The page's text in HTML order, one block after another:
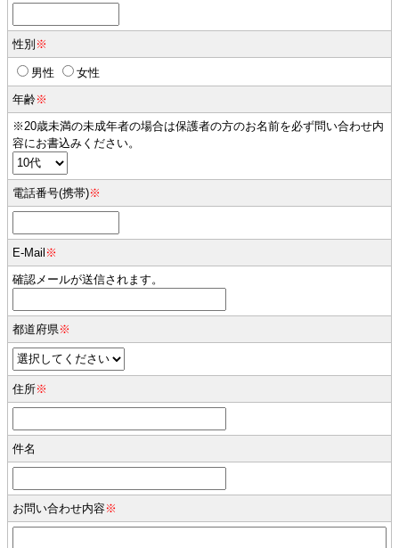
性別 ※
男性
女性
年齢※
※20歳未満の未成年者の場合は保護者の方のお名前を必ず問い合わせ内
容にお書込みください。
電話番号(携帯)※
E-Mail ※
確認メールが送信されます。
都道府県※
住所※
件名
お問い合わせ内容※